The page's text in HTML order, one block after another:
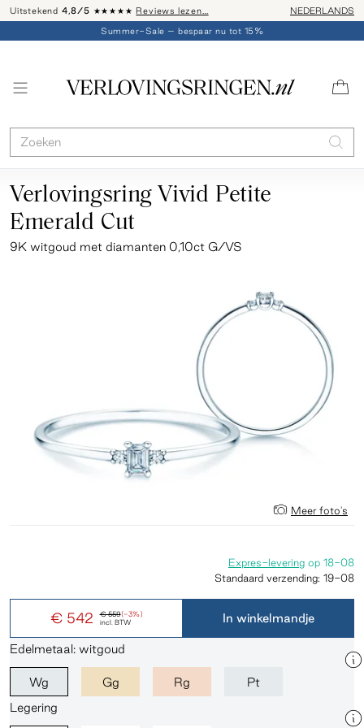
Uitstekend 4,8/5 ★★★★★ Reviews lezen… Advies: 020 -
NEDERLANDS
Summer-Sale – bespaar nu tot 15%
Verlovingsring Vivid Petite
Emerald Cut
9K witgoud met diamanten 0,10ct G/VS
Meer foto's
€ 559(-3%)
€ 542 incl. BTW
Expres-levering op 18-08
Standaard verzending: 19-08
In winkelmandje
Edelmetaal: witgoud
Wg Gg Rg
Pt
Legering